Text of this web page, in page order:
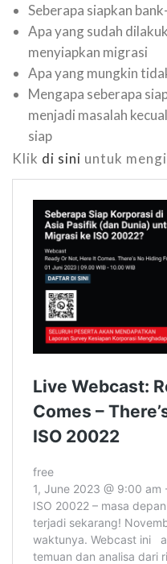
Seberapa siapkan
Apa yang sudah
menyiapkan migrasi
Apa yang mungkin
Mengapa seberapa
menjadi masalah
siap
Klik di sini untuk